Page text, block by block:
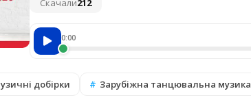
Скачали212
0:00
добірки Зарубіжна танцювальна музика